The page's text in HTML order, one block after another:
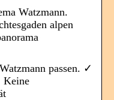
Watzmann.
alpen
passen. ✓
Keine